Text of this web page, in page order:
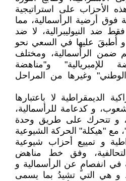
هذه اﻷحزاب على استراتيجية
فوق أرضية الرأسمالية، مما
ضد النيوليبرالية، لا ضد
و أُطبقَ عليها في السعي نحو
ضمن الرأسمالية، ومختلف
للإمبريالية" و"مناهضة
الوطني" وغيرها من المراحل
الديمقراطية لا باعتبارها
و كدعامة للرأسمالية،
و تتحرك على طريق وحدة
مع "هيكلة" الحركة الشيوعية
و تمييع أحزاب شيوعية
وفق خط مناهض
في انفصامٍ عن الرأسمالية و
و هي التي تشيدُ بما يسمى